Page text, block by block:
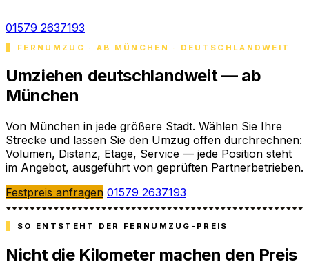
01579 2637193
FERNUMZUG · AB MÜNCHEN · DEUTSCHLANDWEIT
Umziehen deutschlandweit — ab
München
Von München in jede größere Stadt. Wählen Sie Ihre
Strecke und lassen Sie den Umzug offen durchrechnen:
Volumen, Distanz, Etage, Service — jede Position steht
im Angebot, ausgeführt von geprüften Partnerbetrieben.
Festpreis anfragen 01579 2637193
SO ENTSTEHT DER FERNUMZUG-PREIS
Nicht die Kilometer machen den Preis